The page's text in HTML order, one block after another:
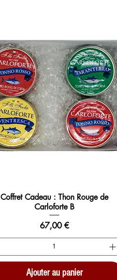
Coffret Cadeau : Thon Rouge de
Carloforte B
Prix
67,00 €
Ajouter au panier